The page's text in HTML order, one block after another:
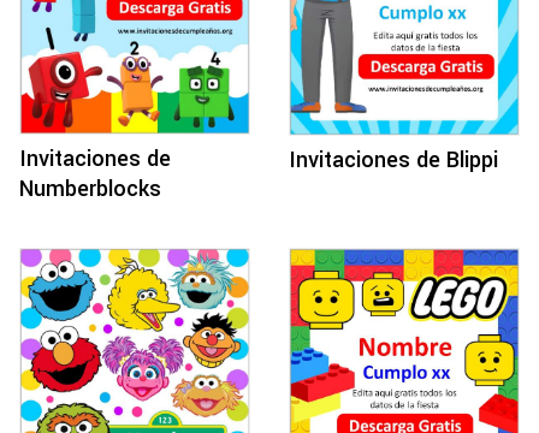
Invitaciones de
Numberblocks
Invitaciones de Blippi